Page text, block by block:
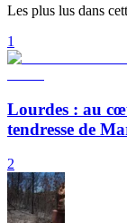
Les plus lus dans
1
Lourdes : au
tendresse de
2